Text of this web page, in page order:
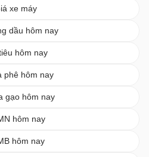
xe máy
dầu hôm nay
hôm nay
phê hôm nay
gạo hôm nay
hôm nay
hôm nay